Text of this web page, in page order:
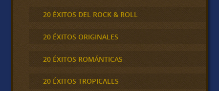
20 ÉXITOS DEL ROCK & ROLL
20 ÉXITOS ORIGINALES
20 ÉXITOS ROMÁNTICAS
20 ÉXITOS TROPICALES